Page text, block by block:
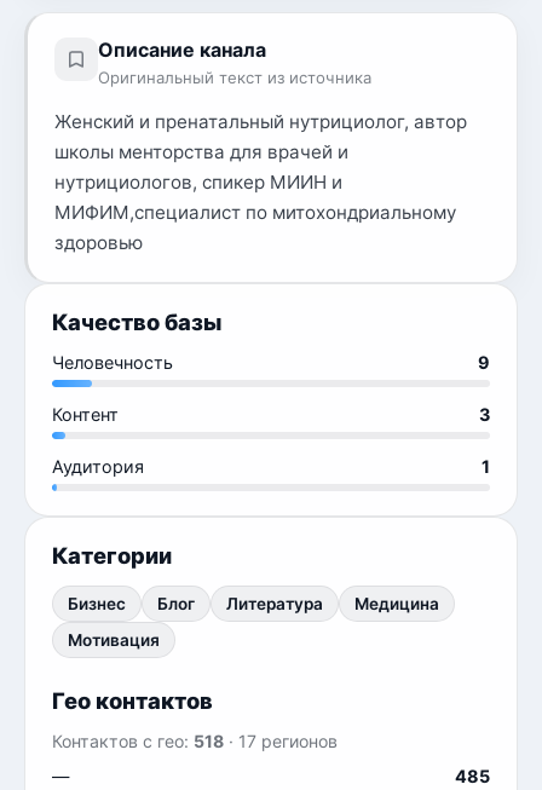
Описание канала
Оригинальный текст из источника
Женский и пренатальный нутрициолог, автор
школы менторства для врачей и
нутрициологов, спикер МИИН и
МИФИМ,специалист по митохондриальному
здоровью
Качество базы
Человечность 9
Контент 3
Аудитория 1
Категории
Бизнес Блог Литература
Медицина
Мотивация
Гео контактов
Контактов с гео: 518 · 17 регионов
—
485